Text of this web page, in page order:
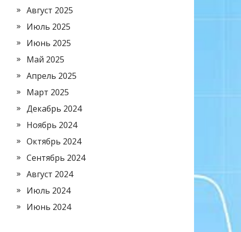
Август 2025
Июль 2025
Июнь 2025
Май 2025
Апрель 2025
Март 2025
Декабрь 2024
Ноябрь 2024
Октябрь 2024
Сентябрь 2024
Август 2024
Июль 2024
Июнь 2024